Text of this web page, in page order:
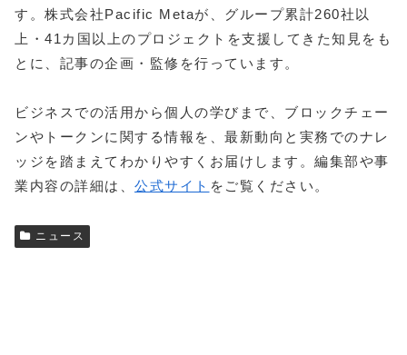
す。株式会社Pacific Metaが、グループ累計260社以
上・41カ国以上のプロジェクトを支援してきた知見をも
とに、記事の企画・監修を行っています。
ビジネスでの活用から個人の学びまで、ブロックチェー
ンやトークンに関する情報を、最新動向と実務でのナレ
ッジを踏まえてわかりやすくお届けします。編集部や事
業内容の詳細は、 公式サイト をご覧ください。
ニュース